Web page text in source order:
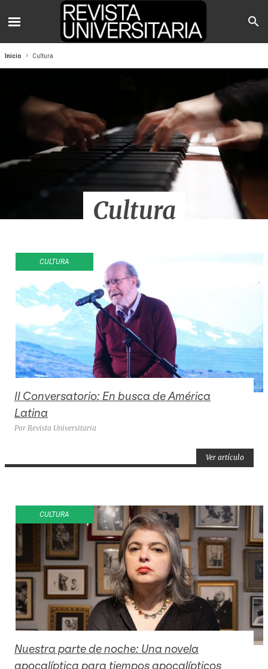
Inicio Cultura
Cultura
CULTURA
II Conversatorio: En busca de América
Latina
Por Revista Universitaria
Ver artículo
CULTURA
Nuestra parte de noche: Una novela
apocalíptica para tiempos apocalípticos